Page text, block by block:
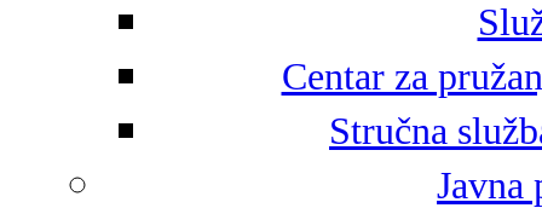
Centar za
Stručna
Javna